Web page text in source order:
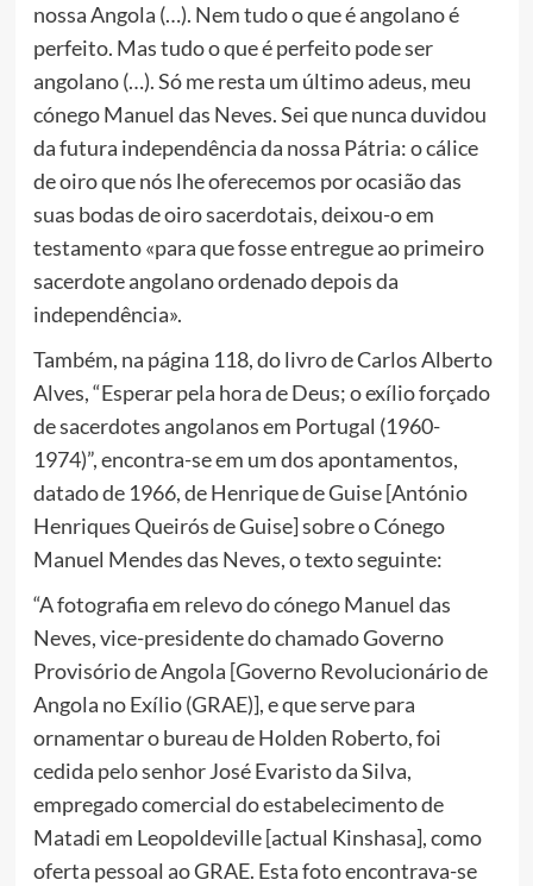
nossa Angola (…). Nem tudo o que é angolano é
perfeito. Mas tudo o que é perfeito pode ser
angolano (…). Só me resta um último adeus, meu
cónego Manuel das Neves. Sei que nunca duvidou
da futura independência da nossa Pátria: o cálice
de oiro que nós lhe oferecemos por ocasião das
suas bodas de oiro sacerdotais, deixou-o em
testamento «para que fosse entregue ao primeiro
sacerdote angolano ordenado depois da
independência».
Também, na página 118, do livro de Carlos Alberto
Alves, “Esperar pela hora de Deus; o exílio forçado
de sacerdotes angolanos em Portugal (1960-
1974)”, encontra-se em um dos apontamentos,
datado de 1966, de Henrique de Guise [António
Henriques Queirós de Guise] sobre o Cónego
Manuel Mendes das Neves, o texto seguinte:
“A fotografia em relevo do cónego Manuel das
Neves, vice-presidente do chamado Governo
Provisório de Angola [Governo Revolucionário de
Angola no Exílio (GRAE)], e que serve para
ornamentar o bureau de Holden Roberto, foi
cedida pelo senhor José Evaristo da Silva,
empregado comercial do estabelecimento de
Matadi em Leopoldeville [actual Kinshasa], como
oferta pessoal ao GRAE. Esta foto encontrava-se